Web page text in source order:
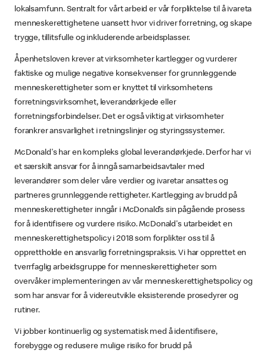
lokalsamfunn. Sentralt for vårt arbeid er vår forpliktelse til å ivareta
menneskerettighetene uansett hvor vi driver forretning, og skape
trygge, tillitsfulle og inkluderende arbeidsplasser.
Åpenhetsloven krever at virksomheter kartlegger og vurderer
faktiske og mulige negative konsekvenser for grunnleggende
menneskerettigheter som er knyttet til virksomhetens
forretningsvirksomhet, leverandørkjede eller
forretningsforbindelser. Det er også viktig at virksomheter
forankrer ansvarlighet i retningslinjer og styringssystemer.
McDonald's har en kompleks global leverandørkjede. Derfor har vi
et særskilt ansvar for å inngå samarbeidsavtaler med
leverandører som deler våre verdier og ivaretar ansattes og
partneres grunnleggende rettigheter. Kartlegging av brudd på
menneskerettigheter inngår i McDonald’s sin pågående prosess
for å identifisere og vurdere risiko. McDonald's utarbeidet en
menneskerettighetspolicy i 2018 som forplikter oss til å
opprettholde en ansvarlig forretningspraksis. Vi har opprettet en
tverrfaglig arbeidsgruppe for menneskerettigheter som
overvåker implementeringen av vår menneskerettighetspolicy og
som har ansvar for å videreutvikle eksisterende prosedyrer og
rutiner.
Vi jobber kontinuerlig og systematisk med å identifisere,
forebygge og redusere mulige risiko for brudd på